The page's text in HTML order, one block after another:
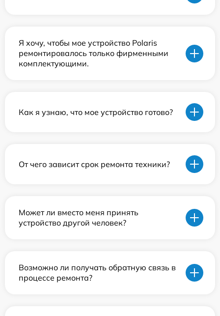
Я хочу, чтобы мое устройство Polaris
ремонтировалось только фирменными
комплектующими.
Как я узнаю, что мое устройство готово?
От чего зависит срок ремонта техники?
Может ли вместо меня принять
устройство другой человек?
Возможно ли получать обратную связь в
процессе ремонта?